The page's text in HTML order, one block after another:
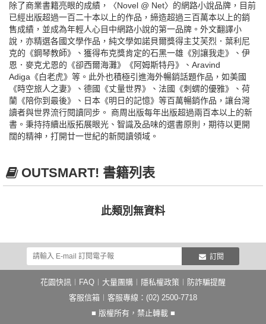
除了商業書籍亮眼的成績，〈Novel @ Net〉的網路小說品牌，目前
已經出版超過一百二十本以上的作品，締造超過三百萬本以上的銷
售成績，並成為年輕人心目中網路小說的第一品牌。外文翻譯小
說，亦精選各國文學作品，純文學如諾貝爾獎得主艾芙烈．葉利尼
克的《鋼琴教師》、獲得布克獎肯定的石黑一雄《別讓我走》、伊
恩．麥克尤恩的《卻西爾海灘》《阿姆斯特丹》、Aravind
Adiga《白老虎》等。此外也積極引進海外暢銷話題作品，如美國
《時空旅人之妻》、德國《丈量世界》、法國《刺蝟的優雅》、荷
蘭《陪你到最後》、日本《明日的記憶》等百萬暢銷作品，讓台灣
讀者與世界流行閱讀同步。 商周出版每年出版超過兩百本以上的新
書。秉持持續出版拓展眼光、智識及品味的選書原則，期待以更開
闊的精神，打開廿一世紀的新閱讀領域。
OUTSMART! 書籍列表
此類別無資料
訂閱
花園快訊 FAQ 大量團購 隱私權政策
防詐騙提醒
客服信箱 ︱客服專線：(02) 2500-7718
■ 版權所有，禁止轉載 ■